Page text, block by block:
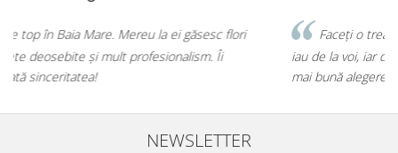
Faceți o treabă minunată! Orice buchet sau aranjament îl
iau de la voi, iar de fiecare dată mi-ați confirmat că am făcut cea
mai bună alegere!💕
NEWSLETTER